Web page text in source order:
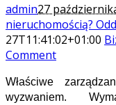
admin27
nieruchomością?
27T11:41:02+01:00
Comment
Właściwe
wyzwaniem.